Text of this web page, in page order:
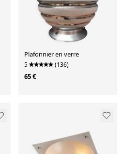
Plafonnier en verre
5 (136)
65 €